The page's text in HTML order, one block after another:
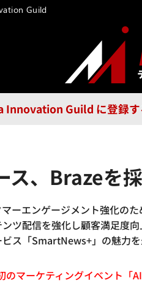
Innovation Guild に登録す
テクノロジー
ス、Brazeを
ーエンゲージメント強化の
ツ配信を強化し顧客満足度
ビス「SmartNews+」の魅力
マーケティングイベント「
Guild